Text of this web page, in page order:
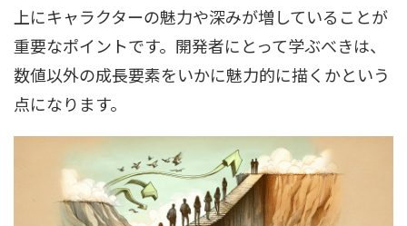
上にキャラクターの魅力や深みが増していることが
重要なポイントです。開発者にとって学ぶべきは、
数値以外の成長要素をいかに魅力的に描くかという
点になります。